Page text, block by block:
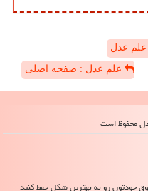
علم عدل
علم عدل : صفحه اصلی
خودتون رو به بهترین شکل حفظ کنید